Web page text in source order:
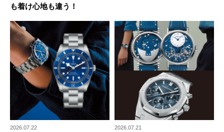
も着け心地も違う！
2026.07.22 2026.07.21